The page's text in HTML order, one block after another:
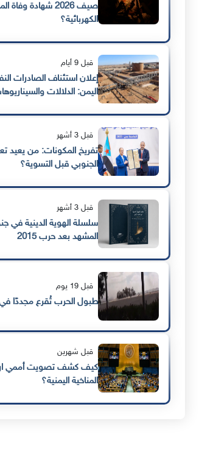
صيف 2026 شهادة
الكهربائية؟
قبل 9 أيام
إعلان استئناف الصادرات
اليمن: الدلالات
قبل 3 أشهر
تفريخ المكونات: من يعيد
الجنوبي قبل التسوية؟
قبل 3 أشهر
سلسلة الهوية الدينية في
المشهد بعد حرب 2015
قبل 19 يوم
طبول الحرب تُقرع مجددًا
قبل شهرين
كيف كشف تصويت أممي
المناخية اليمنية؟